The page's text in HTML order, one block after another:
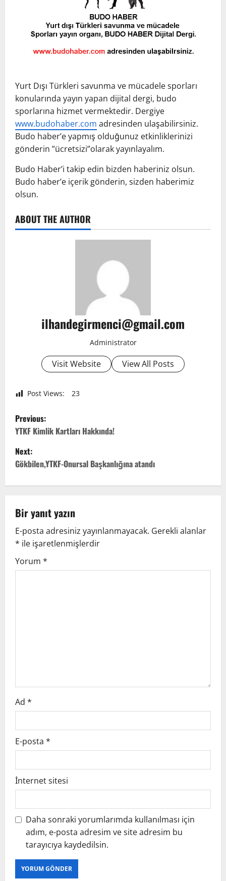
Yurt Dışı Türkleri savunma ve mücadele sporları
konularında yayın yapan dijital dergi, budo
sporlarına hizmet vermektedir. Dergiye
www.budohaber.com adresinden ulaşabilirsiniz.
Budo haber’e yapmış olduğunuz etkinliklerinizi
gönderin ”ücretsizi”olarak yayınlayalım.
Budo Haber’i takip edin bizden haberiniz olsun.
Budo haber’e içerik gönderin, sizden haberimiz
olsun.
ABOUT THE AUTHOR
ilhandegirmenci@gmail.com
Administrator
Visit Website View All Posts
Post Views: 23
P
o
s
a
v
i
n
Previous:
YTKF Kimlik Kartları Hakkında!
Next:
Gökbilen,YTKF-Onursal Başkanlığına atandı
Bir yanıt yazın
E-posta adresiniz yayınlanmayacak. Gerekli alanlar
* ile işaretlenmişlerdir
Yorum *
Ad *
E-posta *
İnternet sitesi
Daha sonraki yorumlarımda kullanılması için
adım, e-posta adresim ve site adresim bu
tarayıcıya kaydedilsin.